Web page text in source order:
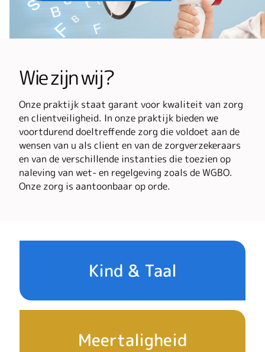
Wie zijn wij?
Onze praktijk staat garant voor kwaliteit van zorg
en clientveiligheid. In onze praktijk bieden we
voortdurend doeltreffende zorg die voldoet aan de
wensen van u als client en van de zorgverzekeraars
en van de verschillende instanties die toezien op
naleving van wet- en regelgeving zoals de WGBO.
Onze zorg is aantoonbaar op orde.
Kind & Taal
Meertaligheid